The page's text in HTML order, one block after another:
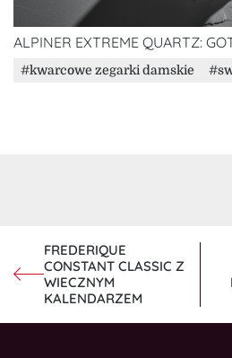
ALPINER EXTREME QUARTZ:
kwarcowe zegarki damskie
NAWIGACJA
WPISU
FREDERIQUE
CONSTANT CLASSIC Z
WIECZNYM
KALENDARZEM